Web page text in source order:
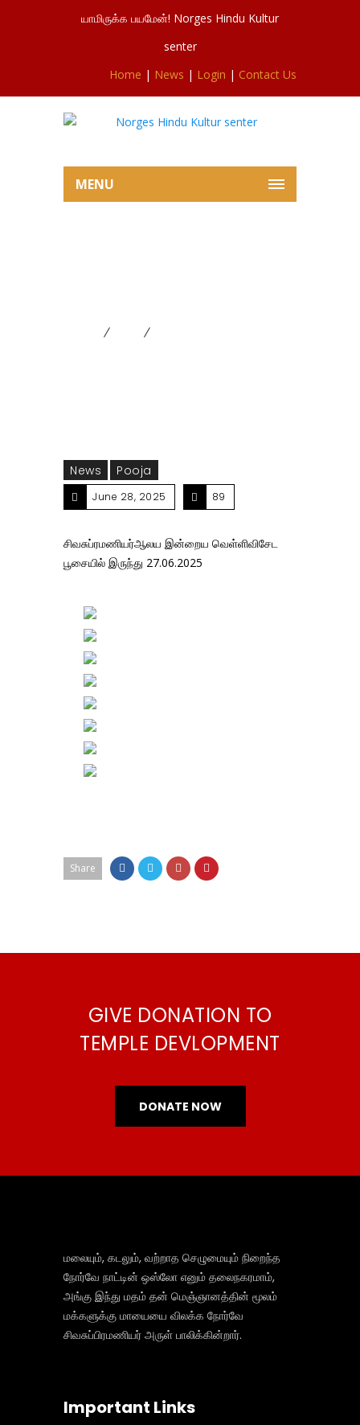
யாமிருக்க பயமேன்! Norges Hindu Kultur
senter
Home | News | Login | Contact Us
MENU
News Pooja
June 28, 2025 89
சிவசுப்ரமணியர்ஆலய இன்றைய வெள்ளிவிசேட
பூசையில் இருந்து 27.06.2025
Share
GIVE DONATION TO
TEMPLE DEVLOPMENT
DONATE NOW
மலையும், கடலும், வற்றாத செழுமையும் நிறைந்த
நோர்வே நாட்டின் ஒஸ்லோ எனும் தலைநகரமாம்,
அங்கு இந்து மதம் தன் மெஞ்ஞானத்தின் மூலம்
மக்களுக்கு மாயையை விலக்க நோர்வே
சிவசுப்பிரமணியர் அருள் பாலிக்கின்றார்.
Important Links